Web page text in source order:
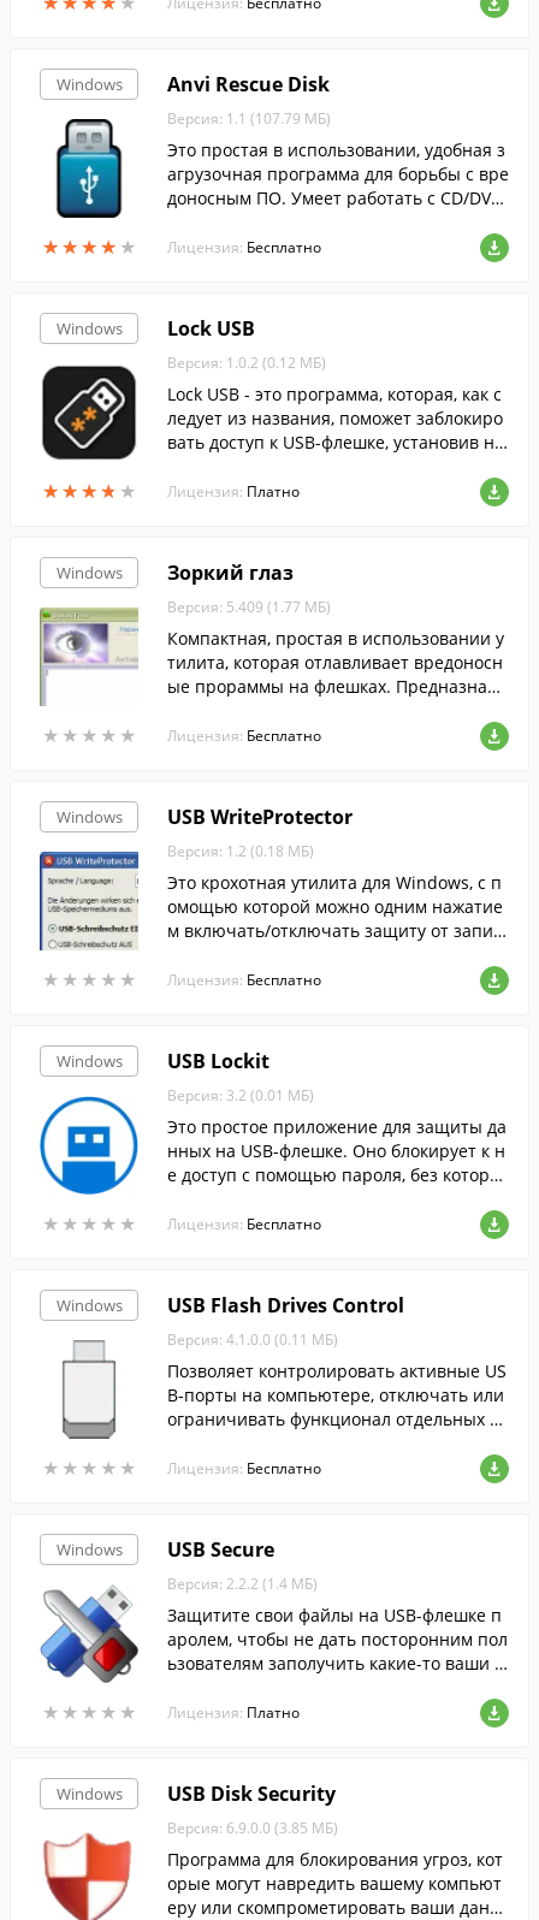
Windows
★★★★ ★
★★★★ ★
Anvi Rescue Disk
Версия: 1.1 (107.79 МБ)
Это простая в использовании, удобная з
агрузочная программа для борьбы с вре
доносным ПО. Умеет работать с CD/DVD
Лицензия: Бесплатно
Windows
★★★★ ★
★★★★ ★
Lock USB
Версия: 1.0.2 (0.12 МБ)
Lock USB - это программа, которая, как с
ледует из названия, поможет заблокиро
вать доступ к USB-флешке, установив на
никто не сможет заполучить ваши файл
Лицензия: Платно
Windows
★ ★ ★ ★ ★
★ ★ ★ ★ ★
Зоркий глаз
Версия: 5.409 (1.77 МБ)
Компактная, простая в использовании у
тилита, которая отлавливает вредоносн
ые прораммы на флешках. Предназначе
вленным антивирусом.
Лицензия: Бесплатно
Windows
★ ★ ★ ★ ★
★ ★ ★ ★ ★
USB WriteProtector
Версия: 1.2 (0.18 МБ)
Это крохотная утилита для Windows, с п
омощью которой можно одним нажатие
м включать/отключать защиту от запис
ых к компьютеру.
Лицензия: Бесплатно
Windows
★ ★ ★ ★ ★
★ ★ ★ ★ ★
USB Lockit
Версия: 3.2 (0.01 МБ)
Это простое приложение для защиты да
нных на USB-флешке. Оно блокирует к н
е доступ с помощью пароля, без которог
Лицензия: Бесплатно
Windows
★ ★ ★ ★ ★
★ ★ ★ ★ ★
USB Flash Drives Control
Версия: 4.1.0.0 (0.11 МБ)
Позволяет контролировать активные US
B-порты на компьютере, отключать или
ограничивать функционал отдельных п
Лицензия: Бесплатно
Windows
★ ★ ★ ★ ★
★ ★ ★ ★ ★
USB Secure
Версия: 2.2.2 (1.4 МБ)
Защитите свои файлы на USB-флешке п
аролем, чтобы не дать посторонним пол
ьзователям заполучить какие-то ваши д
Лицензия: Платно
Windows USB Disk Security
Версия: 6.9.0.0 (3.85 МБ)
Программа для блокирования угроз, кот
орые могут навредить вашему компьют
еру или скомпрометировать ваши данн